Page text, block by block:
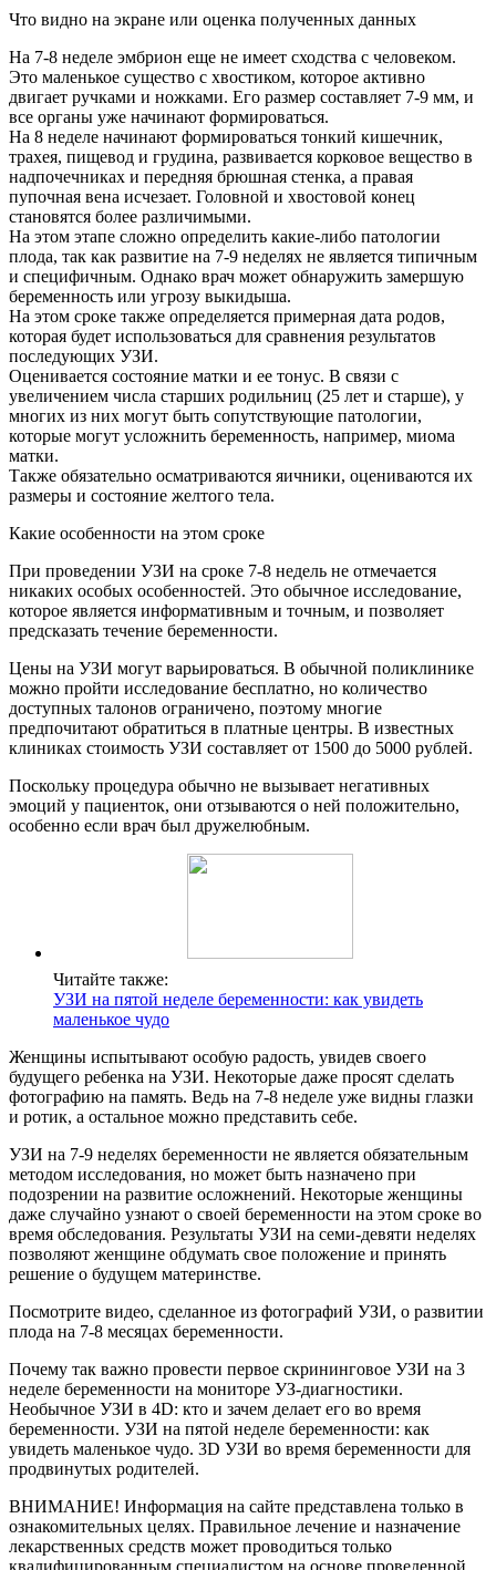
Что видно на экране или оценка полученных данных
На 7-8 неделе эмбрион еще не имеет сходства с человеком.
Это маленькое существо с хвостиком, которое активно
двигает ручками и ножками. Его размер составляет 7-9 мм, и
все органы уже начинают формироваться.
На 8 неделе начинают формироваться тонкий кишечник,
трахея, пищевод и грудина, развивается корковое вещество в
надпочечниках и передняя брюшная стенка, а правая
пупочная вена исчезает. Головной и хвостовой конец
становятся более различимыми.
На этом этапе сложно определить какие-либо патологии
плода, так как развитие на 7-9 неделях не является типичным
и специфичным. Однако врач может обнаружить замершую
беременность или угрозу выкидыша.
На этом сроке также определяется примерная дата родов,
которая будет использоваться для сравнения результатов
последующих УЗИ.
Оценивается состояние матки и ее тонус. В связи с
увеличением числа старших родильниц (25 лет и старше), у
многих из них могут быть сопутствующие патологии,
которые могут усложнить беременность, например, миома
матки.
Также обязательно осматриваются яичники, оцениваются их
размеры и состояние желтого тела.
Какие особенности на этом сроке
При проведении УЗИ на сроке 7-8 недель не отмечается
никаких особых особенностей. Это обычное исследование,
которое является информативным и точным, и позволяет
предсказать течение беременности.
Цены на УЗИ могут варьироваться. В обычной поликлинике
можно пройти исследование бесплатно, но количество
доступных талонов ограничено, поэтому многие
предпочитают обратиться в платные центры. В известных
клиниках стоимость УЗИ составляет от 1500 до 5000 рублей.
Поскольку процедура обычно не вызывает негативных
эмоций у пациенток, они отзываются о ней положительно,
особенно если врач был дружелюбным.
Читайте также:
УЗИ на пятой неделе беременности: как увидеть
маленькое чудо
Женщины испытывают особую радость, увидев своего
будущего ребенка на УЗИ. Некоторые даже просят сделать
фотографию на память. Ведь на 7-8 неделе уже видны глазки
и ротик, а остальное можно представить себе.
УЗИ на 7-9 неделях беременности не является обязательным
методом исследования, но может быть назначено при
подозрении на развитие осложнений. Некоторые женщины
даже случайно узнают о своей беременности на этом сроке во
время обследования. Результаты УЗИ на семи-девяти неделях
позволяют женщине обдумать свое положение и принять
решение о будущем материнстве.
Посмотрите видео, сделанное из фотографий УЗИ, о развитии
плода на 7-8 месяцах беременности.
Почему так важно провести первое скрининговое УЗИ на 3
неделе беременности на мониторе УЗ-диагностики.
Необычное УЗИ в 4D: кто и зачем делает его во время
беременности. УЗИ на пятой неделе беременности: как
увидеть маленькое чудо. 3D УЗИ во время беременности для
продвинутых родителей.
ВНИМАНИЕ! Информация на сайте представлена только в
ознакомительных целях. Правильное лечение и назначение
лекарственных средств может проводиться только
квалифицированным специалистом на основе проведенной